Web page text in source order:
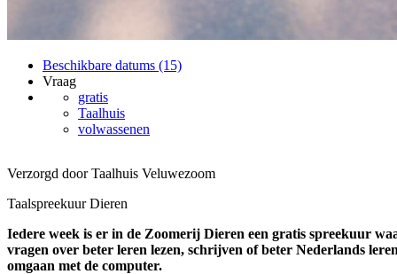
Beschikbare datums (15)
Vraag
gratis
Taalhuis
volwassenen
Verzorgd door Taalhuis Veluwezoom
Taalspreekuur Dieren
Iedere week is er in de Zoomerij Dieren een gratis spreekuur
vragen over beter leren lezen, schrijven of beter Nederlands
omgaan met de computer.